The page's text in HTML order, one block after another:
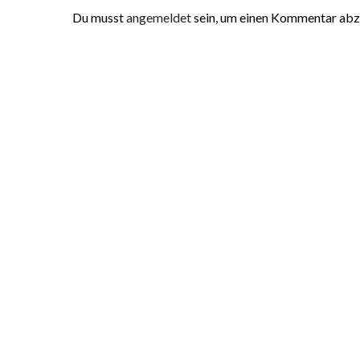
Du musstangemeldetsein, um einen Kommentar